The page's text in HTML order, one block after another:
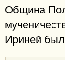
Община
Ириней был